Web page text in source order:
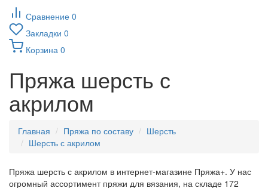
Сравнение 0
Закладки 0
Корзина 0
Пряжа шерсть с
акрилом
Главная Пряжа по составу
Шерсть
Шерсть с акрилом
Пряжа шерсть с акрилом в интернет-магазине Пряжа+. У нас
огромный ассортимент пряжи для вязания, на складе 172